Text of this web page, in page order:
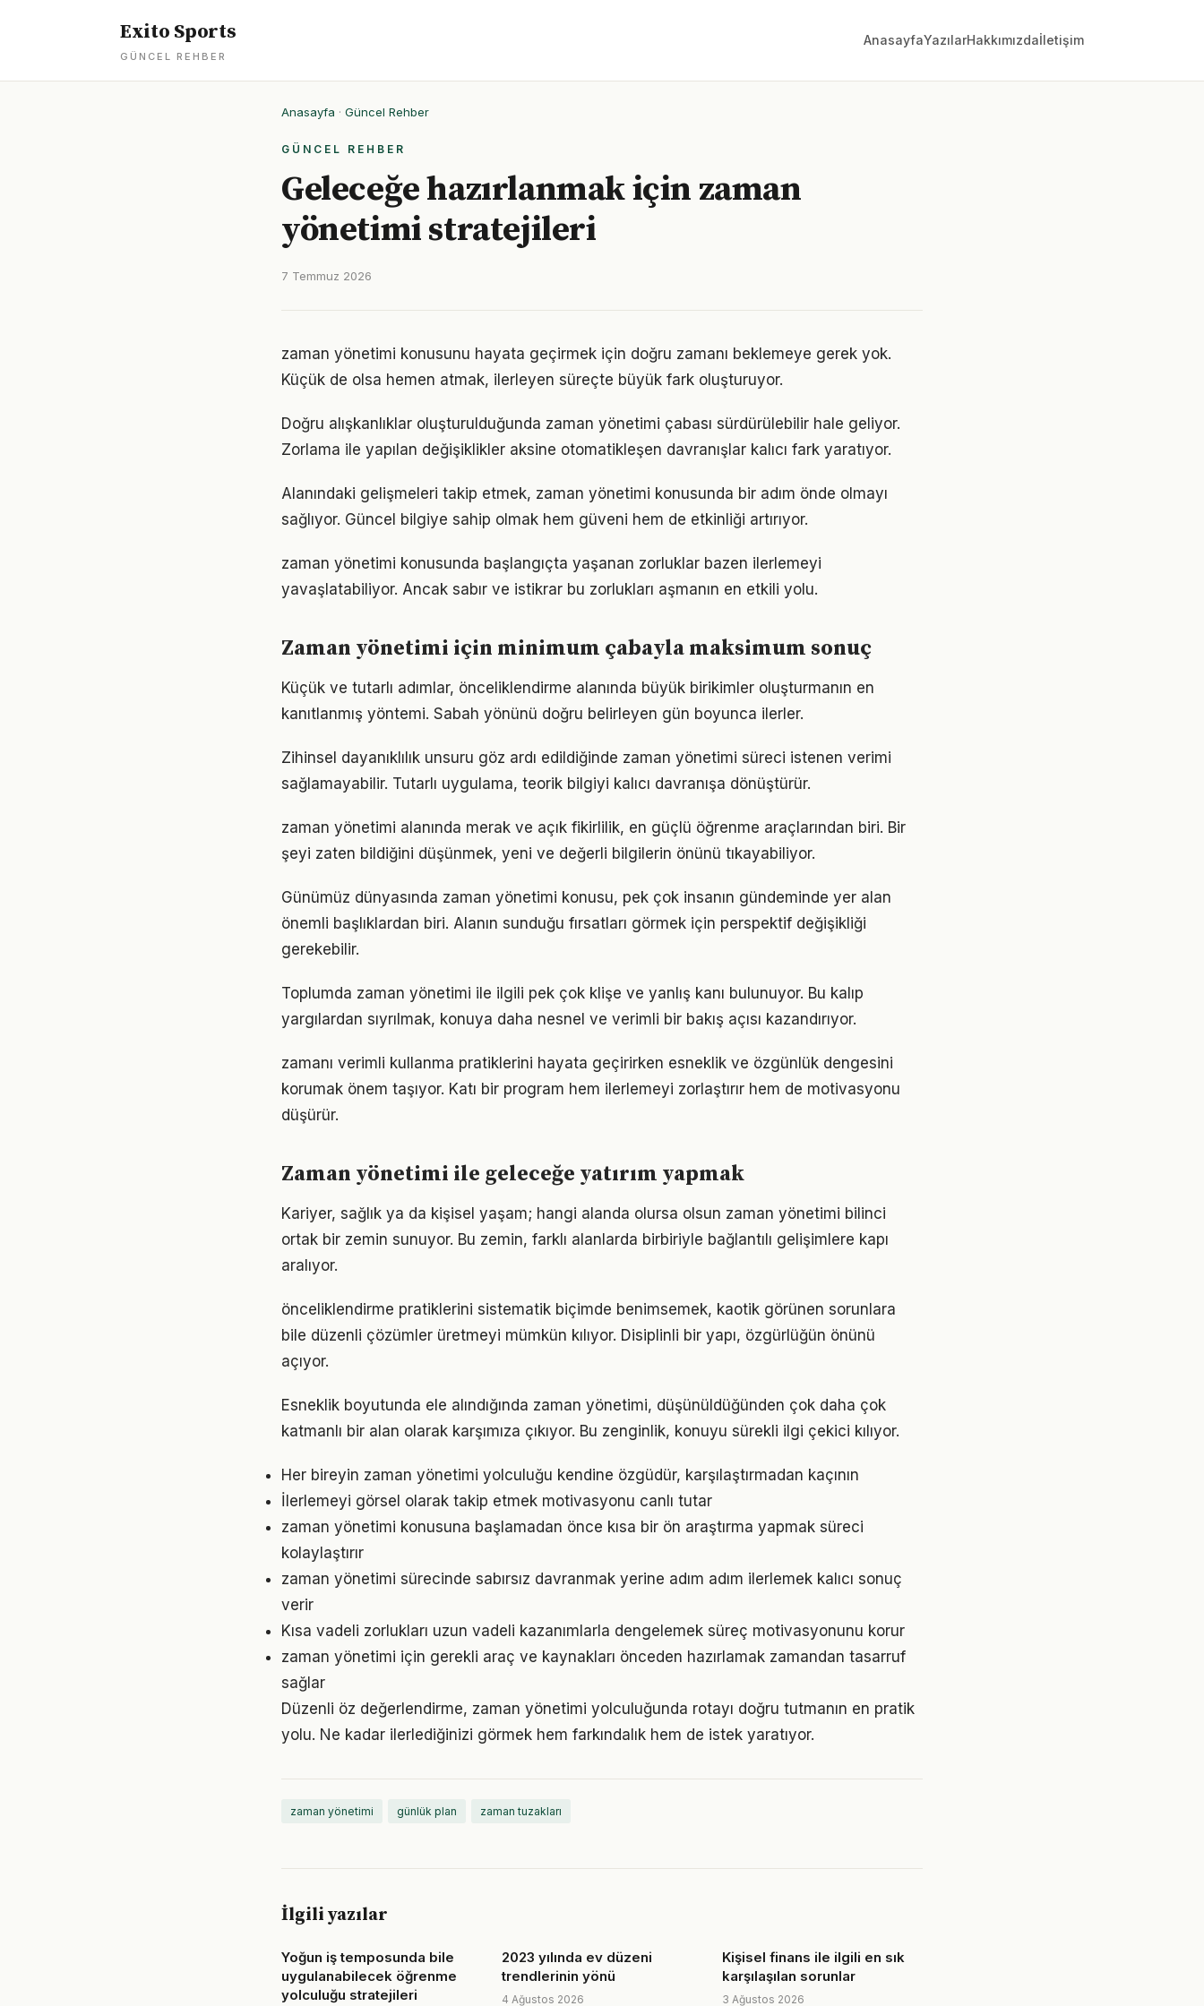
Exito Sports
GÜNCEL REHBER
AnasayfaYazılarHakkımızdaİletişim
Anasayfa · Güncel Rehber
GÜNCEL REHBER
Geleceğe hazırlanmak için zaman
yönetimi stratejileri
7 Temmuz 2026
zaman yönetimi konusunu hayata geçirmek için doğru zamanı beklemeye gerek yok.
Küçük de olsa hemen atmak, ilerleyen süreçte büyük fark oluşturuyor.
Doğru alışkanlıklar oluşturulduğunda zaman yönetimi çabası sürdürülebilir hale geliyor.
Zorlama ile yapılan değişiklikler aksine otomatikleşen davranışlar kalıcı fark yaratıyor.
Alanındaki gelişmeleri takip etmek, zaman yönetimi konusunda bir adım önde olmayı
sağlıyor. Güncel bilgiye sahip olmak hem güveni hem de etkinliği artırıyor.
zaman yönetimi konusunda başlangıçta yaşanan zorluklar bazen ilerlemeyi
yavaşlatabiliyor. Ancak sabır ve istikrar bu zorlukları aşmanın en etkili yolu.
Zaman yönetimi için minimum çabayla maksimum sonuç
Küçük ve tutarlı adımlar, önceliklendirme alanında büyük birikimler oluşturmanın en
kanıtlanmış yöntemi. Sabah yönünü doğru belirleyen gün boyunca ilerler.
Zihinsel dayanıklılık unsuru göz ardı edildiğinde zaman yönetimi süreci istenen verimi
sağlamayabilir. Tutarlı uygulama, teorik bilgiyi kalıcı davranışa dönüştürür.
zaman yönetimi alanında merak ve açık fikirlilik, en güçlü öğrenme araçlarından biri. Bir
şeyi zaten bildiğini düşünmek, yeni ve değerli bilgilerin önünü tıkayabiliyor.
Günümüz dünyasında zaman yönetimi konusu, pek çok insanın gündeminde yer alan
önemli başlıklardan biri. Alanın sunduğu fırsatları görmek için perspektif değişikliği
gerekebilir.
Toplumda zaman yönetimi ile ilgili pek çok klişe ve yanlış kanı bulunuyor. Bu kalıp
yargılardan sıyrılmak, konuya daha nesnel ve verimli bir bakış açısı kazandırıyor.
zamanı verimli kullanma pratiklerini hayata geçirirken esneklik ve özgünlük dengesini
korumak önem taşıyor. Katı bir program hem ilerlemeyi zorlaştırır hem de motivasyonu
düşürür.
Zaman yönetimi ile geleceğe yatırım yapmak
Kariyer, sağlık ya da kişisel yaşam; hangi alanda olursa olsun zaman yönetimi bilinci
ortak bir zemin sunuyor. Bu zemin, farklı alanlarda birbiriyle bağlantılı gelişimlere kapı
aralıyor.
önceliklendirme pratiklerini sistematik biçimde benimsemek, kaotik görünen sorunlara
bile düzenli çözümler üretmeyi mümkün kılıyor. Disiplinli bir yapı, özgürlüğün önünü
açıyor.
Esneklik boyutunda ele alındığında zaman yönetimi, düşünüldüğünden çok daha çok
katmanlı bir alan olarak karşımıza çıkıyor. Bu zenginlik, konuyu sürekli ilgi çekici kılıyor.
Her bireyin zaman yönetimi yolculuğu kendine özgüdür, karşılaştırmadan kaçının
İlerlemeyi görsel olarak takip etmek motivasyonu canlı tutar
zaman yönetimi konusuna başlamadan önce kısa bir ön araştırma yapmak süreci
kolaylaştırır
zaman yönetimi sürecinde sabırsız davranmak yerine adım adım ilerlemek kalıcı sonuç
verir
Kısa vadeli zorlukları uzun vadeli kazanımlarla dengelemek süreç motivasyonunu korur
zaman yönetimi için gerekli araç ve kaynakları önceden hazırlamak zamandan tasarruf
sağlar
Düzenli öz değerlendirme, zaman yönetimi yolculuğunda rotayı doğru tutmanın en pratik
yolu. Ne kadar ilerlediğinizi görmek hem farkındalık hem de istek yaratıyor.
zaman yönetimi günlük plan zaman tuzakları
İlgili yazılar
Yoğun iş temposunda bile
uygulanabilecek öğrenme
yolculuğu stratejileri
2023 yılında ev düzeni
trendlerinin yönü
4 Ağustos 2026
Kişisel finans ile ilgili en sık
karşılaşılan sorunlar
3 Ağustos 2026